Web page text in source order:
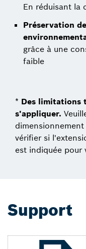
En réduisant la
Préservation
grâce à une
faible
* Des limitations
s'appliquer.
dimensionnement
vérifier si
est indiquée pour
Support